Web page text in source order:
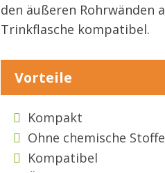
den äußeren Rohrwänden
Trinkflasche kompatibel.
Vorteile
Kompakt
Ohne chemische Stoffe
Kompatibel